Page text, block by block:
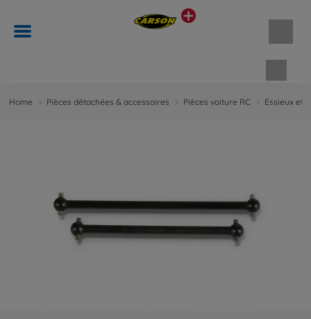
Home Pièces détachées & accessoires Pièces voiture RC Essieux et